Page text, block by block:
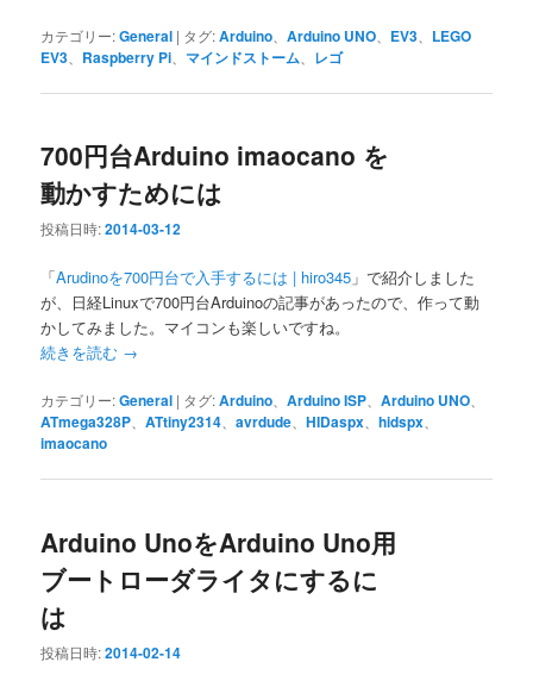
カテゴリー:General | タグ:Arduino 、Arduino UNO EV3
LEGO
EV3
Raspberry Pi マインドストーム レゴ
700円台Arduino imaocano を
動かすためには
投稿日時:2014-03-12
「Arudinoを700円台で入手するには | hiro345 」で紹介しました
が、日経Linuxで700円台Arduinoの記事があったので、作って動
かしてみました。マイコンも楽しいですね。
続きを読む →
カテゴリー:General | タグ:Arduino 、Arduino ISP 、Arduino UNO
ATmega328P 、ATtiny2314 、avrdude 、HIDaspx 、hidspx
imaocano
Arduino UnoをArduino Uno用
ブートローダライタにするに
は
投稿日時:2014-02-14